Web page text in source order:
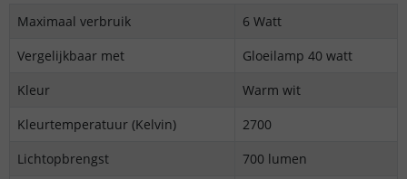
Maximaal verbruik
6 Watt
Vergelijkbaar met
Gloeilamp 40 watt
Kleur
Warm wit
Kleurtemperatuur (Kelvin)
2700
Lichtopbrengst
700 lumen